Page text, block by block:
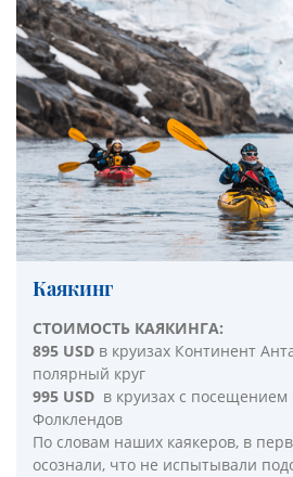
Каякинг
СТОИМОСТЬ КАЯКИНГА:
895 USD в круизах Континент
полярный круг
995 USD в круизах с
Фолклендов
По словам наших каякеров, в
осознали, что не испытывали